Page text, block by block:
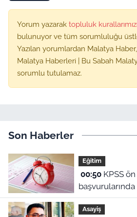
Yorum yazarak topluluk
bulunuyor ve tüm sorumluluğu
Yazılan yorumlardan Malatya
Malatya Haberleri | Bu Sabah
sorumlu tutulamaz.
Son Haberler
Eğitim
00:50KPSS ön lisans
2026 başvuru
ücreti ne?
Asayiş